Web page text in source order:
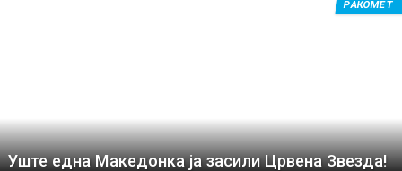
Уште една Македонка ја засили Црвена Звезда!
РАКОМЕТ